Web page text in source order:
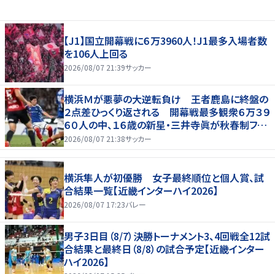
【J1】国立開幕戦に６万3960人！J1最多入場者数
を106人上回る
2026/08/07 21:39サッカー
横浜Ｍが悪夢の大逆転負け 王者鹿島に終盤の
２点差ひっくり返される 開幕戦最多観衆６万３９
６０人の中、１６歳の新星・三井寺眞が秋春制ファ
ーストゴールも
2026/08/07 21:38サッカー
横浜隼人が初優勝 女子最終順位と個人賞、試
合結果一覧【近畿インターハイ2026】
2026/08/07 17:23バレー
男子3日目（8/7）決勝トーナメント3、4回戦全12試
合結果と最終日（8/8）の試合予定【近畿インター
ハイ2026】